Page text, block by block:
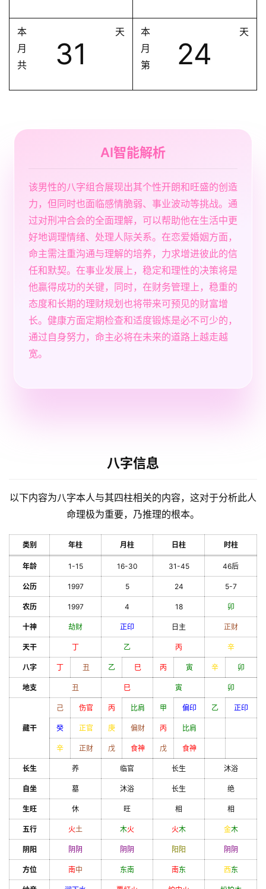
本
月
共
31
天
本
月
第
24
天
AI智能解析
该男性的八字组合展现出其个性开朗和旺盛的创造
力，但同时也面临感情脆弱、事业波动等挑战。通
过对刑冲合会的全面理解，可以帮助他在生活中更
好地调理情绪、处理人际关系。在恋爱婚姻方面，
命主需注重沟通与理解的培养，力求增进彼此的信
任和默契。在事业发展上，稳定和理性的决策将是
他贏得成功的关键，同时，在财务管理上，稳重的
态度和长期的理财规划也将带来可预见的财富增
长。健康方面定期检查和适度锻炼是必不可少的，
通过自身努力，命主必将在未来的道路上越走越
宽。
八字信息
以下内容为八字本人与其四柱相关的内容，这对于分析此人
命理极为重要，乃推理的根本。
类别 年柱 月柱 日柱 时柱
年龄 1-15 16-30 31-45 46后
公历 1997 5 24 5-7
农历 1997 4 18 卯
十神 劫财 正印 日主 正财
天干 丁 乙 丙 辛
八字 丁 丑 乙 巳 丙 寅 辛 卯
地支 丑 巳 寅 卯
藏干
己 伤官 丙 比肩 甲 偏印 乙 正印
癸 正官 庚 偏财 丙 比肩
辛 正财 戊 食神 戊 食神
长生 养 临官 长生 沐浴
自坐 墓 沐浴 长生 绝
生旺 休 旺 相 相
五行 火土 木火 火木 金木
阴阳 阴 阴 阴 阴 阳 阳 阴 阴
方位 南中 东南 南东 西东